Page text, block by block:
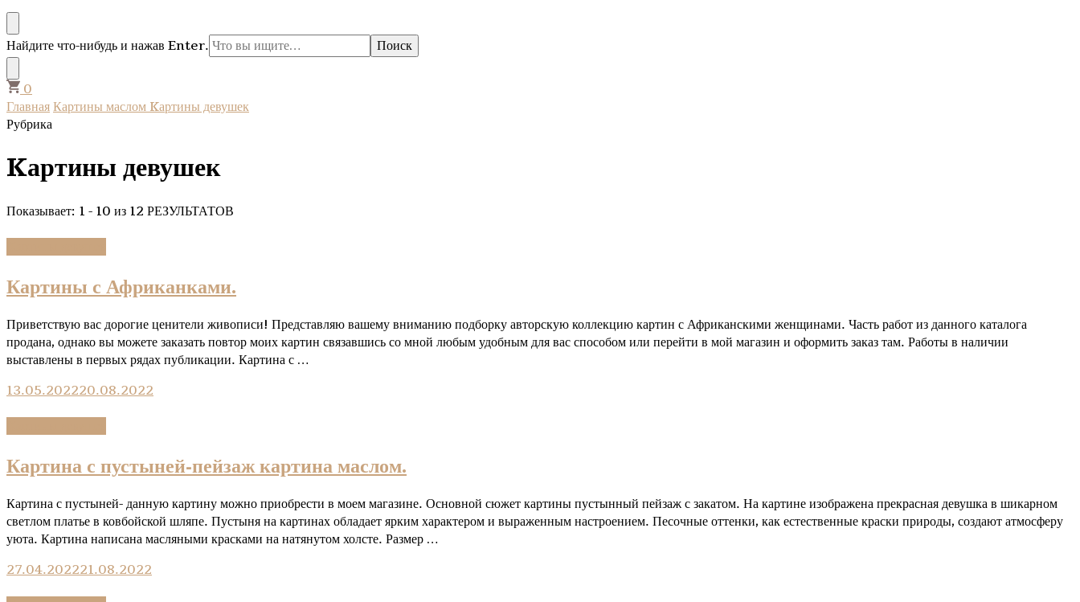
Ищите
что-
то?
Найдите что-нибудь и нажав Enter.
0
ГлавнаяКартины маслом Kартины девушек
Рубрика
Kартины девушек
Показывает: 1 - 10 из 12 РЕЗУЛЬТАТОВ
Картины с Африканками.
Приветствую вас дорогие ценители живописи! Представляю вашему вниманию подборку авторскую коллекцию картин с Африканскими женщинами. Часть работ из данного каталога
продана, однако вы можете заказать повтор моих картин связавшись со мной любым удобным для вас способом или перейти в мой магазин и оформить заказ там. Работы в наличии
выставлены в первых рядах публикации. Картина с …
13.05.202220.08.2022
Картина с пустыней-пейзаж картина маслом.
Картина с пустыней- данную картину можно приобрести в моем магазине. Основной сюжет картины пустынный пейзаж с закатом. На картине изображена прекрасная девушка в шикарном
светлом платье в ковбойской шляпе. Пустыня на картинах обладает ярким характером и выраженным настроением. Песочные оттенки, как естественные краски природы, создают атмосферу
уюта. Картина написана масляными красками на натянутом холсте. Размер …
27.04.202221.08.2022